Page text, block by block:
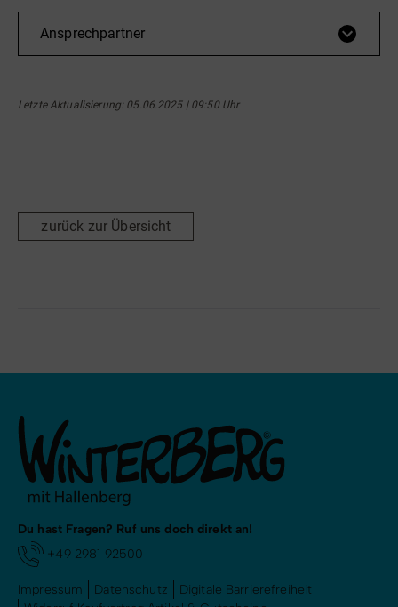
Ansprechpartner
Letzte Aktualisierung: 05.06.2025 | 09:50 Uhr
zurück zur Übersicht
Du hast Fragen? Ruf uns doch direkt an!
+49 2981 92500
Impressum Datenschutz
Digitale Barrierefreiheit